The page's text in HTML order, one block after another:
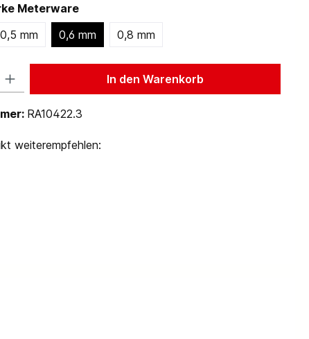
Meterware
0,5 mm 0,6 mm 0,8 mm
In den Warenkorb
RA10422.3
weiterempfehlen: